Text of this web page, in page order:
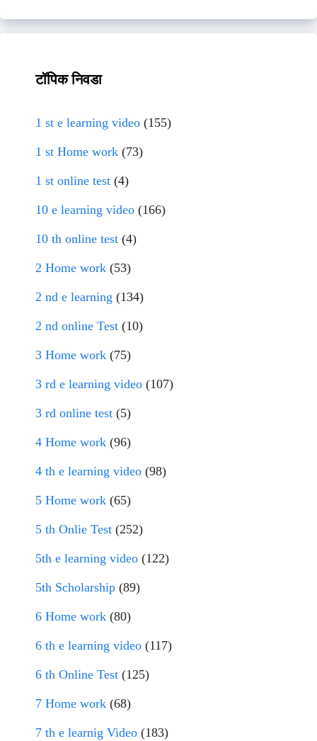
टॉपिक निवडा
1 st e learning video (155)
1 st Home work (73)
1 st online test (4)
10 e learning video (166)
10 th online test (4)
2 Home work (53)
2 nd e learning (134)
2 nd online Test (10)
3 Home work (75)
3 rd e learning video (107)
3 rd online test (5)
4 Home work (96)
4 th e learning video (98)
5 Home work (65)
5 th Onlie Test (252)
5th e learning video (122)
5th Scholarship (89)
6 Home work (80)
6 th e learning video (117)
6 th Online Test (125)
7 Home work (68)
7 th e learnig Video (183)